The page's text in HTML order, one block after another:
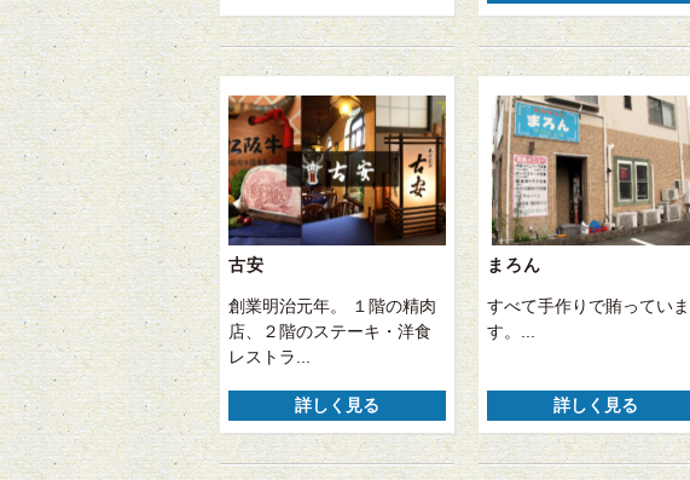
古安
創業明治元年。 １階の精肉
店、２階のステーキ・洋食
レストラ...
詳しく見る
まろん
すべて手作りで賄っていま
す。...
詳しく見る